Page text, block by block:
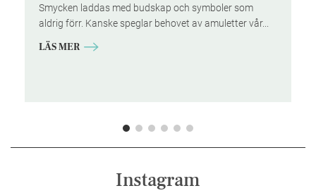
Smycken laddas med budskap och symboler som
aldrig förr. Kanske speglar behovet av amuletter vår...
LÄS MER
Instagram